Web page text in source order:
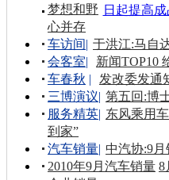
日起提高
梦想和野
心并存
车访间| 于洪江:马自
会客室|
新闻TOP10
车春秋 |
发改委发通
三博演议| 第五回:博
服务精英| 东风乘用
到家”
汽车销量| 中汽协:9
2010年9月汽车销量 8